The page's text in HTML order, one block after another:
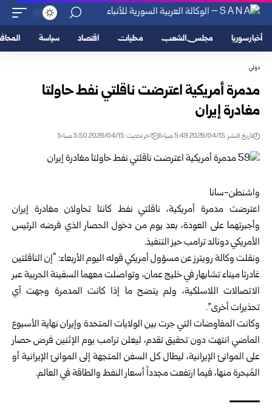
أخبار سوريا مجلس الشعب محليات اقتصاد سياسة
دولي
مدمرة أمريكية اعترضت ناقلتي نفط حاولتا
مغادرة إيران
تاريخ النشر: 2026/04/15 5:49 صباحًا اخر تحديث: 2026/04/15 5:50 صباحًا
واشنطن-سانا
اعترضت مدمرة أمريكية، ناقلتي نفط كانتا تحاولان مغادرة إيران
وأجبرتهما على العودة، بعد يوم من دخول الحصار الذي فرضه الرئيس
الأمريكي دونالد ترامب حيز التنفيذ.
ونقلت وكالة رويترز عن مسؤول أمريكي قوله اليوم الأربعاء: “إن الناقلتين
غادرتا ميناء تشابهار في خليج عمان، وتواصلت معهما السفينة الحربية عبر
الاتصالات اللاسلكية، ولم يتضح ما إذا كانت المدمرة وجهت أي
تحذيرات أخرى”.
وكانت المفاوضات التي جرت بين الولايات المتحدة وإيران نهاية الأسبوع
الماضي انتهت دون تحقيق تقدم، ليعلن ترامب يوم الإثنين فرض حصار
على الموانئ الإيرانية، ليطال كل السفن المتجهة إلى الموانئ الإيرانية أو
المُبحرة منها، فيما ارتفعت مجدداً أسعار النفط والطاقة في العالم.